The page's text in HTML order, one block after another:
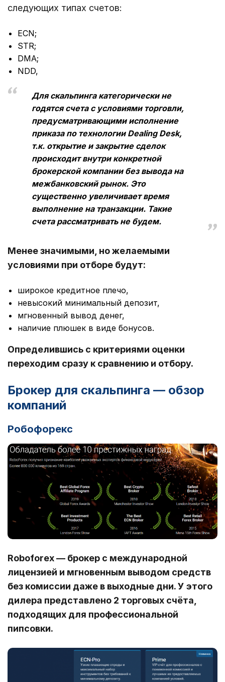
следующих типах счетов:
ECN;
STR;
DMA;
NDD,
Для скальпинга категорически не
годятся счета с условиями торговли,
предусматривающими исполнение
приказа по технологии Dealing Desk,
т.к. открытие и закрытие сделок
происходит внутри конкретной
брокерской компании без вывода на
межбанковский рынок. Это
существенно увеличивает время
выполнение на транзакции. Такие
счета рассматривать не будем.
Менее значимыми, но желаемыми
условиями при отборе будут:
широкое кредитное плечо,
невысокий минимальный депозит,
мгновенный вывод денег,
наличие плюшек в виде бонусов.
Определившись с критериями оценки
переходим сразу к сравнению и отбору.
Брокер для скальпинга — обзор
компаний
Робофорекс
Roboforex — брокер с международной
лицензией и мгновенным выводом средств
без комиссии даже в выходные дни.У этого
дилера представлено 2 торговых счёта,
подходящих для профессиональной
пипсовки.